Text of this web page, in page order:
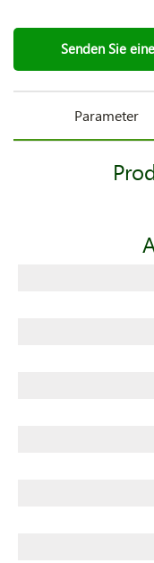
Senden Sie
Parameter